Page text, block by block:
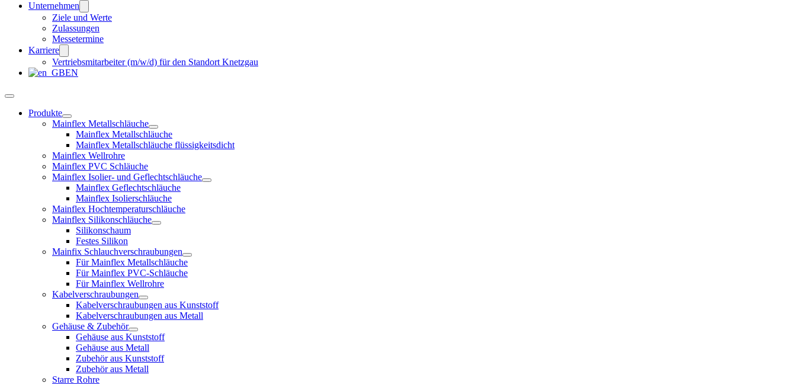
Unternehmen
Ziele und Werte
Zulassungen
Messetermine
Karriere
Vertriebsmitarbeiter (m/w/d) für den Standort Knetzgau
EN
Produkte
Mainflex Metallschläuche
Mainflex Metallschläuche
Mainflex Metallschläuche flüssigkeitsdicht
Mainflex Wellrohre
Mainflex PVC Schläuche
Mainflex Isolier- und Geflechtschläuche
Mainflex Geflechtschläuche
Mainflex Isolierschläuche
Mainflex Hochtemperaturschläuche
Mainflex Silikonschläuche
Silikonschaum
Festes Silikon
Mainfix Schlauchverschraubungen
Für Mainflex Metallschläuche
Für Mainflex PVC-Schläuche
Für Mainflex Wellrohre
Kabelverschraubungen
Kabelverschraubungen aus Kunststoff
Kabelverschraubungen aus Metall
Gehäuse & Zubehör
Gehäuse aus Kunststoff
Gehäuse aus Metall
Zubehör aus Kunststoff
Zubehör aus Metall
Starre Rohre